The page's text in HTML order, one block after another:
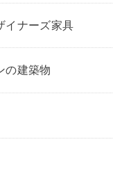
ナーズ家具
の建築物